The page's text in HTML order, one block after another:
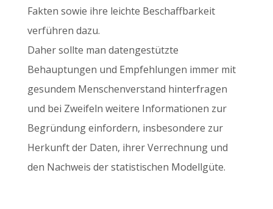
Fakten sowie ihre leichte Beschaffbarkeit
verführen dazu.
Daher sollte man datengestützte
Behauptungen und Empfehlungen immer mit
gesundem Menschenverstand hinterfragen
und bei Zweifeln weitere Informationen zur
Begründung einfordern, insbesondere zur
Herkunft der Daten, ihrer Verrechnung und
den Nachweis der statistischen Modellgüte.